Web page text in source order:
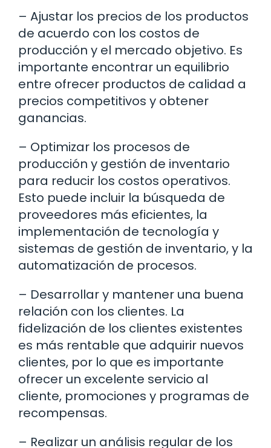
– Ajustar los precios de los productos
de acuerdo con los costos de
producción y el mercado objetivo. Es
importante encontrar un equilibrio
entre ofrecer productos de calidad a
precios competitivos y obtener
ganancias.
– Optimizar los procesos de
producción y gestión de inventario
para reducir los costos operativos.
Esto puede incluir la búsqueda de
proveedores más eficientes, la
implementación de tecnología y
sistemas de gestión de inventario, y la
automatización de procesos.
– Desarrollar y mantener una buena
relación con los clientes. La
fidelización de los clientes existentes
es más rentable que adquirir nuevos
clientes, por lo que es importante
ofrecer un excelente servicio al
cliente, promociones y programas de
recompensas.
– Realizar un análisis regular de los